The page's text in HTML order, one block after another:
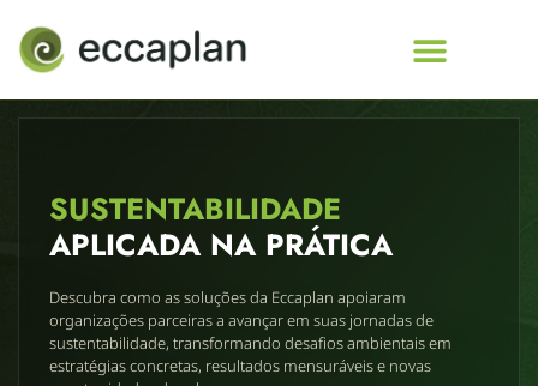
SUSTENTABILIDADE
APLICADA NA PRÁTICA
Descubra como as soluções da Eccaplan apoiaram
organizações parceiras a avançar em suas jornadas de
sustentabilidade, transformando desafios ambientais em
estratégias concretas, resultados mensuráveis e novas